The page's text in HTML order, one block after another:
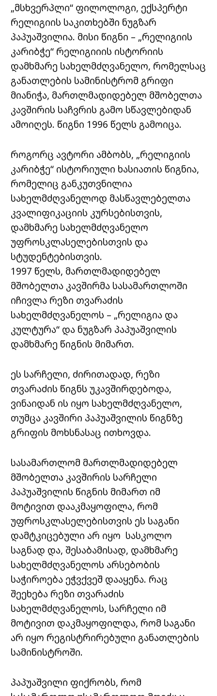
„მსხვერპლი“ ფილოლოგი, ექსპერტი
რელიგიის საკითხებში ნუგზარ
პაპუაშვილია. მისი წიგნი – „რელიგიის
კარიბჭე“ რელიგიიის ისტორიის
დამხმარე სახელმძღვანელო, რომელსაც
განათლების სამინისტრომ გრიფი
მიანიჭა, მართლმადიდებელ მშობელთა
კავშირის საჩვრის გამო სწავლებიდან
ამოიღეს. წიგნი 1996 წელს გამოიცა.
როგორც ავტორი ამბობს, „რელიგიის
კარიბჭე“ ისტორიული ხასიათის წიგნია,
რომელიც განკუთვნილია
სახელმძღვანელოდ მასწავლებელთა
კვალიფიკაციის კურსებისთვის,
დამხმარე სახელმძღვანელო
უფროსკლასელებისთვის და
სტუდენტებისთვის.
1997 წელს, მართლმადიდებელ
მშობელთა კავშირმა სასამართლოში
იჩივლა რეზი თვარაძის
სახელმძღვანელოს – „რელიგია და
კულტურა“ და ნუგზარ პაპუაშვილის
დამხმარე წიგნის მიმართ.
ეს სარჩელი, ძირითადად, რეზი
თვარაძის წიგნს უკავშირდებოდა,
ვინაიდან ის იყო სახელმძღვანელო,
თუმცა კავშირი პაპუაშვილის წიგნზე
გრიფის მოხსნასაც ითხოვდა.
სასამართლომ მართლმადიდებელ
მშობელთა კავშირის სარჩელი
პაპუაშვილის წიგნის მიმართ იმ
მოტივით დააკმაყოფილა, რომ
უფროსკლასელებისთვის ეს საგანი
დამტკიცებული არ იყო სასკოლო
საგნად და, შესაბამისად, დამხმარე
სახელმძღვანელოს არსებობის
საჭიროება ეჭვქვეშ დააყენა. რაც
შეეხება რეზი თვარაძის
სახელმძღვანელოს, სარჩელი იმ
მოტივით დაკმაყოფილდა, რომ საგანი
არ იყო რეგისტრირებული განათლების
სამინისტროში.
პაპუაშვილი ფიქრობს, რომ